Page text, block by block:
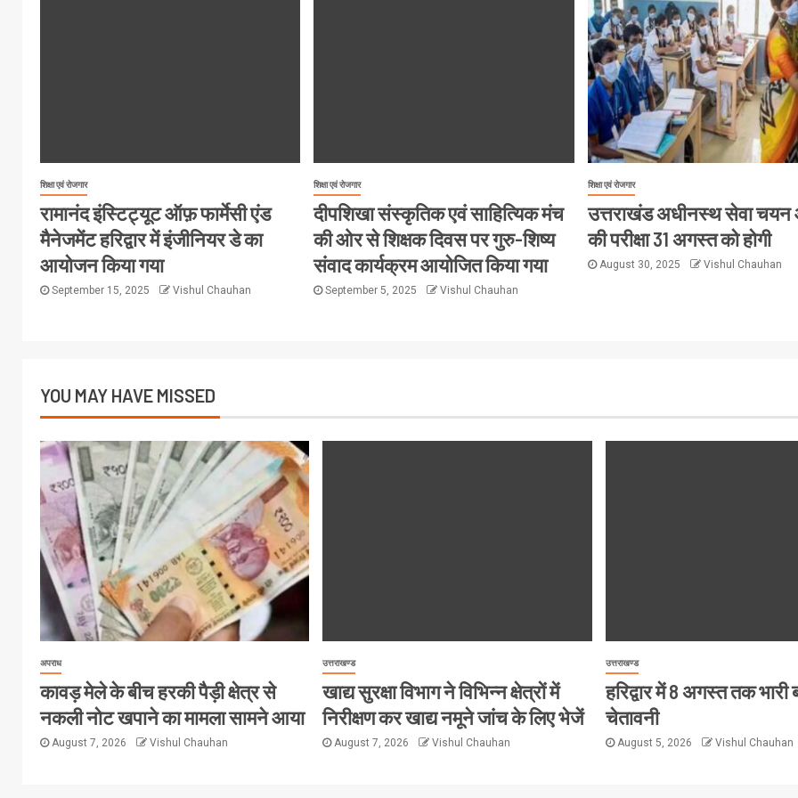
शिक्षा एवं रोजगार
रामानंद इंस्टिट्यूट ऑफ़ फार्मेसी एंड
मैनेजमेंट हरिद्वार में इंजीनियर डे का
आयोजन किया गया
September 15, 2025 Vishul Chauhan
शिक्षा एवं रोजगार
दीपशिखा संस्कृतिक एवं साहित्यिक मंच
की ओर से शिक्षक दिवस पर गुरु-शिष्य
संवाद कार्यक्रम आयोजित किया गया
September 5, 2025 Vishul Chauhan
शिक्षा एवं रोजगार
उत्तराखंड अधीनस्थ सेवा चयन
की परीक्षा 31 अगस्त को होगी
August 30, 2025 Vishul Chauhan
YOU MAY HAVE MISSED
अपराध
कावड़ मेले के बीच हरकी पैड़ी क्षेत्र से
नकली नोट खपाने का मामला सामने आया
August 7, 2026 Vishul Chauhan
उत्तराखण्ड
खाद्य सुरक्षा विभाग ने विभिन्न क्षेत्रों में
निरीक्षण कर खाद्य नमूने जांच के लिए भेजें
August 7, 2026 Vishul Chauhan
उत्तराखण्ड
हरिद्वार में 8 अगस्त तक भारी
चेतावनी
August 5, 2026 Vishul Chauhan